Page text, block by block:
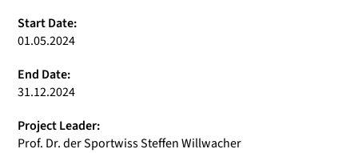
Start Date:
01.05.2024
End Date:
31.12.2024
Project Leader:
Prof. Dr. der Sportwiss Steffen Willwacher